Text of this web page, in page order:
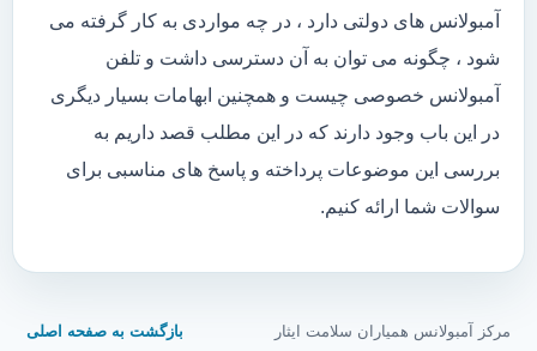
آمبولانس های دولتی دارد ، در چه مواردی به کار گرفته می
شود ، چگونه می توان به آن دسترسی داشت و تلفن
آمبولانس خصوصی چیست و همچنین ابهامات بسیار دیگری
در این باب وجود دارند که در این مطلب قصد داریم به
بررسی این موضوعات پرداخته و پاسخ های مناسبی برای
سوالات شما ارائه کنیم.
مرکز آمبولانس همیاران سلامت ایثار بازگشت به صفحه اصلی